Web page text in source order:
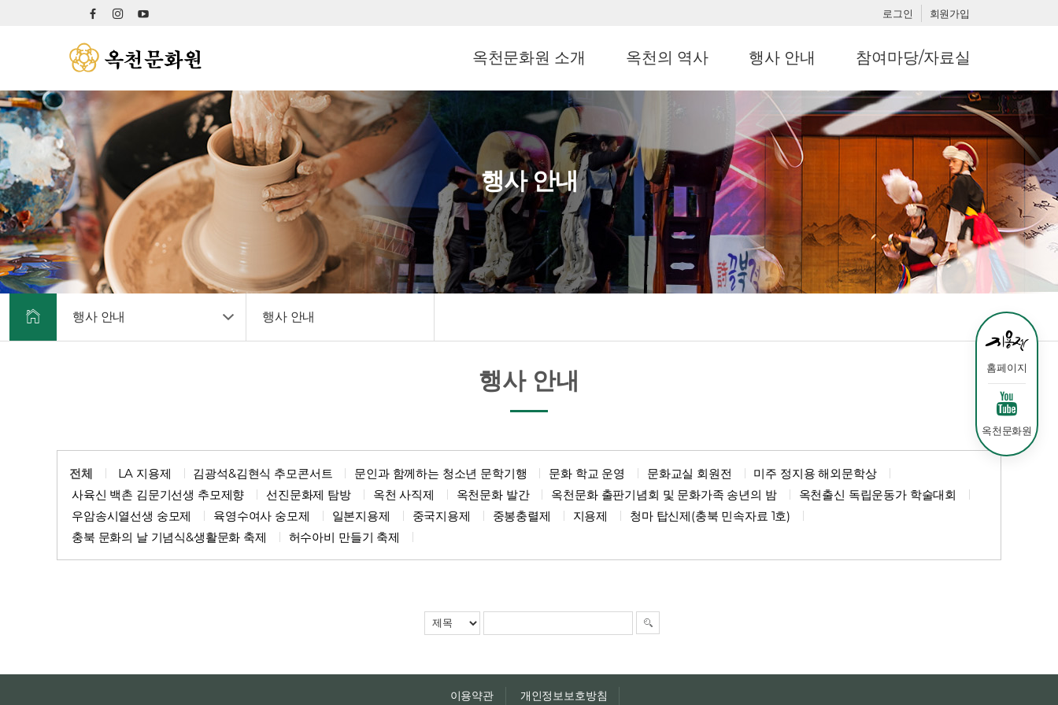
로그인 회원가입
옥천문화원 소개 옥천의 역사 행사 안내 참여마당/자료실
행사 안내
행사 안내 행사 안내
행사 안내
전체 LA 지용제 김광석&김현식 추모콘서트 문인과 함께하는 청소년 문학기행 문화 학교 운영 문화교실 회원전
미주 정지용 해외문학상
사육신 백촌 김문기선생 추모제향
선진문화제 탐방 옥천 사직제 옥천문화 발간 옥천문화 출판기념회 및 문화가족 송년의 밤
옥천출신 독립운동가 학술대회
우암송시열선생 숭모제
육영수여사 숭모제 일본지용제 중국지용제 중봉충렬제 지용제
청마 탑신제(충북 민속자료 1호)
충북 문화의 날 기념식&생활문화 축제
허수아비 만들기 축제
이용약관 개인정보보호방침
홈페이지
옥천문화원